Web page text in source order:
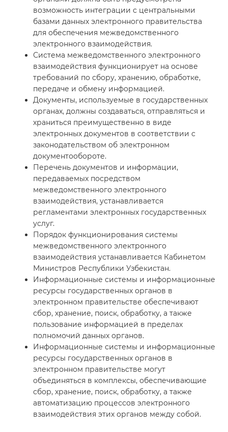
возможность интеграции с центральными
базами данных электронного правительства
для обеспечения межведомственного
электронного взаимодействия.
Система межведомственного электронного
взаимодействия функционирует на основе
требований по сбору, хранению, обработке,
передаче и обмену информацией.
Документы, используемые в государственных
органах, должны создаваться, отправляться и
храниться преимущественно в виде
электронных документов в соответствии с
законодательством об электронном
документообороте.
Перечень документов и информации,
передаваемых посредством
межведомственного электронного
взаимодействия, устанавливается
регламентами электронных государственных
услуг.
Порядок функционирования системы
межведомственного электронного
взаимодействия устанавливается Кабинетом
Министров Республики Узбекистан.
Информационные системы и информационные
ресурсы государственных органов в
электронном правительстве обеспечивают
сбор, хранение, поиск, обработку, а также
пользование информацией в пределах
полномочий данных органов.
Информационные системы и информационные
ресурсы государственных органов в
электронном правительстве могут
объединяться в комплексы, обеспечивающие
сбор, хранение, поиск, обработку, а также
автоматизацию процессов электронного
взаимодействия этих органов между собой.